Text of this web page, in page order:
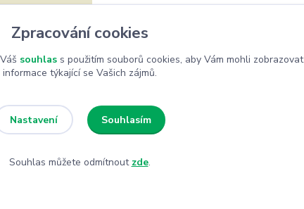
Zpracování cookies
souhlass použitím souborů cookies, aby Vám mohli zobrazovat
informace týkající se Vašich zájmů.
Nastavení Souhlasím
Souhlas můžete odmítnout zde.